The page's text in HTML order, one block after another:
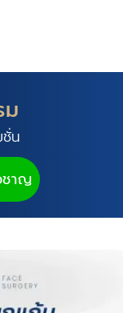
ชั่น
ชาญ